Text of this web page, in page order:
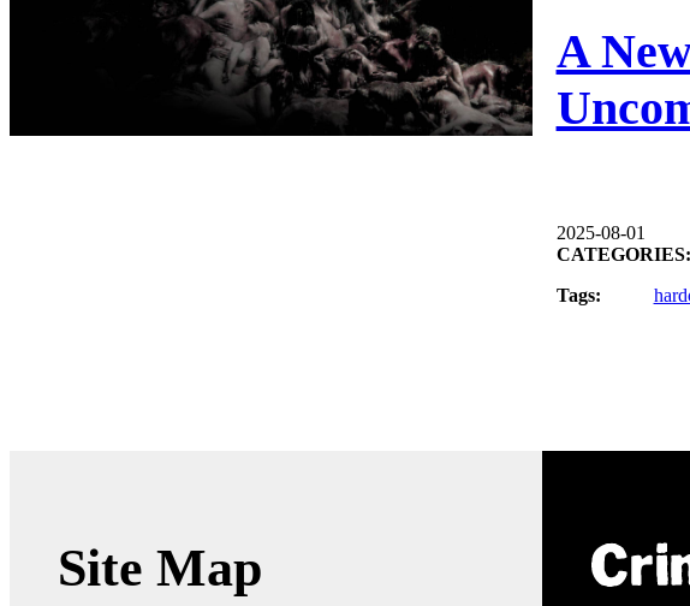
A
2025-08-01
CATEGORIES:
Tags:
Site Map